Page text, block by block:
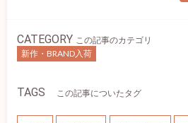
CATEGORY この記事のカテゴリ
新作・BRAND入荷
TAGS この記事についたタグ